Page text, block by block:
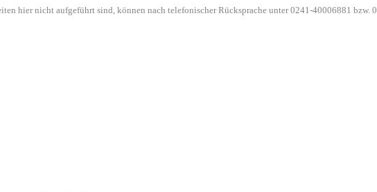
hier nicht aufgeführt sind, können nach telefonischer Rücksprache unter 0241-40006881